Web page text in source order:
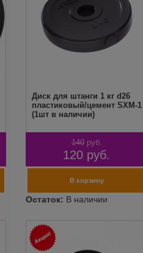
Диск для штанги 1 кг d26
пластиковый/цемент SXM-1
(1шт в наличии)
140 руб.
120 руб.